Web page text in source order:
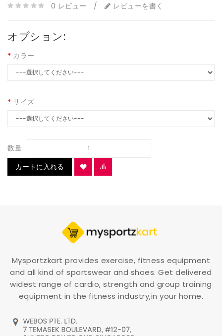
0 レビュー / レビューを書く
オプション:
カラー
サイズ
数量
カートに入れる
Mysportzkart provides exercise, fitness equipment
and all kind of sportswear and shoes. Get delivered
widest range of cardio, strength and group training
equipment in the fitness industry,in your home.